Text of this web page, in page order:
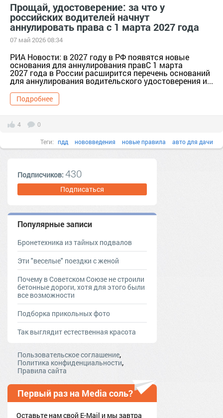
Прощай, удостоверение: за что у
российских водителей начнут
аннулировать права с 1 марта 2027 года
07 май 2026 08:34
РИА Новости: в 2027 году в РФ появятся новые
основания для аннулирования правС 1 марта
2027 года в России расширится перечень оснований
для аннулирования водительского удостоверения и...
Подробнее
4 0
Теги: пдд нововведения новые правила авто для дачи
Подписчиков: 430
Подписаться
Популярные записи
Бронетехника из тайных подвалов
Эти "веселые" поездки с женой
Почему в Советском Союзе не строили
бетонные дороги, хотя для этого были
все возможности
Подборка прикольных фото
Так выглядит естественная красота
Пользовательское соглашение,
Политика конфиденциальности,
Правила сайта
Первый раз на Media соль?
Оставьте нам свой E-Mail и мы завтра